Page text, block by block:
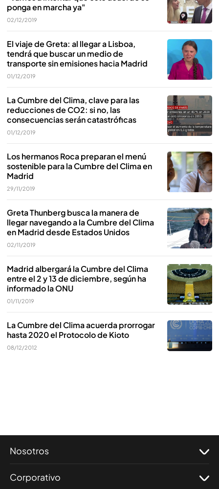
ponga en marcha ya"
02/12/2019
El viaje de Greta: al llegar a Lisboa,
tendrá que buscar un medio de
transporte sin emisiones hacia Madrid
01/12/2019
La Cumbre del Clima, clave para las
reducciones de CO2: si no, las
consecuencias serán catastróficas
01/12/2019
Los hermanos Roca preparan el menú
sostenible para la Cumbre del Clima en
Madrid
29/11/2019
Greta Thunberg busca la manera de
llegar navegando a la Cumbre del Clima
en Madrid desde Estados Unidos
02/11/2019
Madrid albergará la Cumbre del Clima
entre el 2 y 13 de diciembre, según ha
informado la ONU
01/11/2019
La Cumbre del Clima acuerda prorrogar
hasta 2020 el Protocolo de Kioto
08/12/2012
Nosotros
Corporativo